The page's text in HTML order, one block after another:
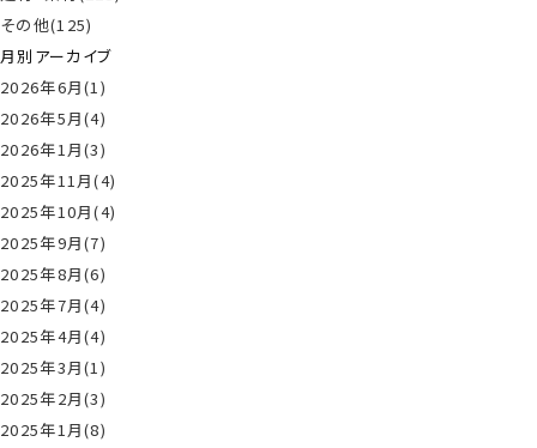
その他(125)
月別アーカイブ
2026年6月(1)
2026年5月(4)
2026年1月(3)
2025年11月(4)
2025年10月(4)
2025年9月(7)
2025年8月(6)
2025年7月(4)
2025年4月(4)
2025年3月(1)
2025年2月(3)
2025年1月(8)